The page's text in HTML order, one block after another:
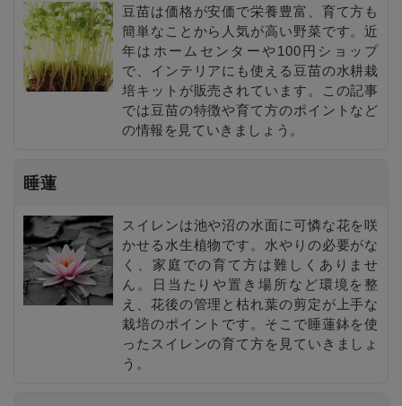
豆苗は価格が安価で栄養豊富、育て方も
簡単なことから人気が高い野菜です。近
年はホームセンターや100円ショップ
で、インテリアにも使える豆苗の水耕栽
培キットが販売されています。この記事
では豆苗の特徴や育て方のポイントなど
の情報を見ていきましょう。
睡蓮
スイレンは池や沼の水面に可憐な花を咲
かせる水生植物です。水やりの必要がな
く、家庭での育て方は難しくありませ
ん。日当たりや置き場所など環境を整
え、花後の管理と枯れ葉の剪定が上手な
栽培のポイントです。そこで睡蓮鉢を使
ったスイレンの育て方を見ていきましょ
う。